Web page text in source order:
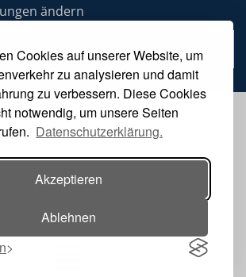
Cookies auf unserer Website, um
zu analysieren und damit
zu verbessern. Diese Cookies
notwendig, um unsere Seiten
Datenschutzerklärung.
Akzeptieren
Ablehnen
ändern